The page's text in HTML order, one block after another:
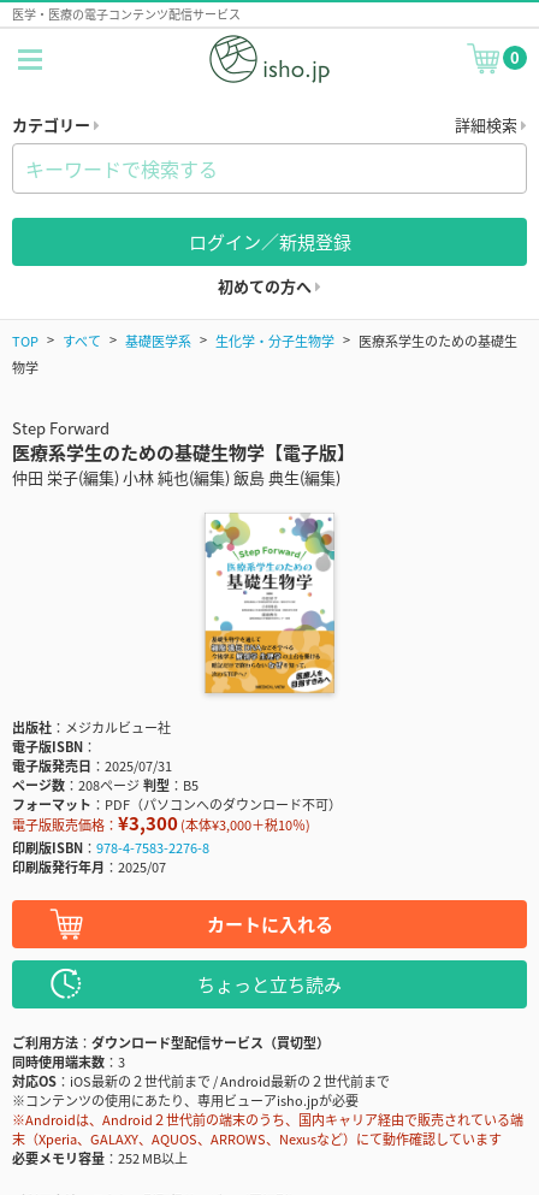
医学・医療の電子コンテンツ配信サービス
0
カテゴリー 詳細検索
ログイン／新規登録
初めての方へ
TOP すべて 基礎医学系 生化学・分子生物学
医療系学生のための基礎生
物学
Step Forward
医療系学生のための基礎生物学【電子版】
仲田 栄子(編集) 小林 純也(編集) 飯島 典生(編集)
出版社
メジカルビュー社
電子版ISBN
電子版発売日
2025/07/31
ページ数
208ページ判型
B5
フォーマット
PDF（パソコンへのダウンロード不可）
電子版販売価格： ¥3,300(本体¥3,000＋税10％)
印刷版ISBN
978-4-7583-2276-8
印刷版発行年月
2025/07
カートに入れる
ちょっと立ち読み
ご利用方法
ダウンロード型配信サービス（買切型）
同時使用端末数
3
対応OS
iOS最新の２世代前まで / Android最新の２世代前まで
※コンテンツの使用にあたり、専用ビューアisho.jpが必要
※Androidは、Android２世代前の端末のうち、国内キャリア経由で販売されている端
末（Xperia、GALAXY、AQUOS、ARROWS、Nexusなど）にて動作確認しています
必要メモリ容量
252 MB以上